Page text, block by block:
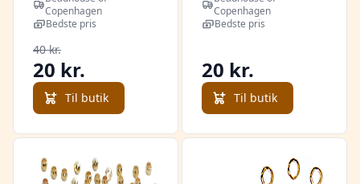
runde, 1,8 mm
Copenhagen
Bedste pris
40 kr.
20 kr.
Til butik
2x2 mm
Copenhagen
Bedste pris
20 kr.
Til butik